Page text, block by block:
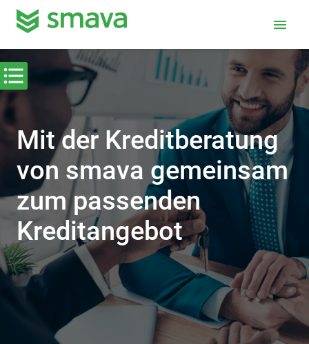
menu
Mit der Kreditberatung
von smava gemeinsam
zum passenden
Kreditangebot